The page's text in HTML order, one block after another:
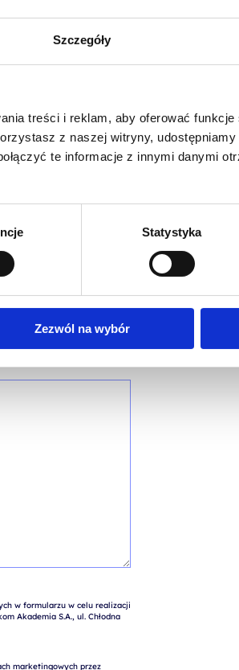
Szczegóły
treści i reklam, aby oferować funkcje
z naszej witryny, udostępniamy
te informacje z innymi danymi
Statystyka
Zezwól na wybór
w formularzu w celu realizacji
Akademia S.A., ul. Chłodna